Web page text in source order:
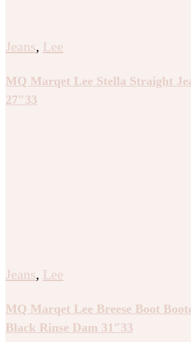
Jeans, Lee
MQ Marqet Lee Stella Straight
27″33
Jeans, Lee
MQ Marqet Lee Breese Boot
Black Rinse Dam 31″33